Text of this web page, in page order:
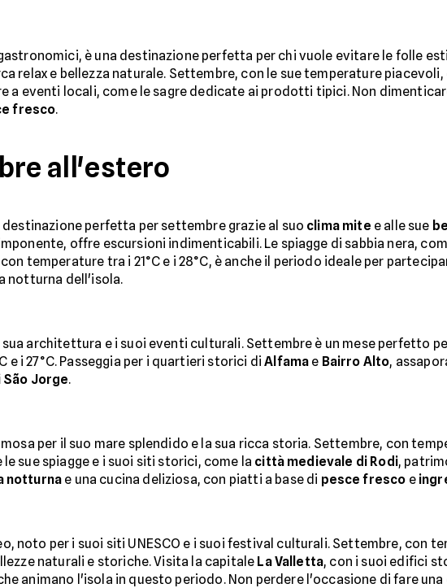
è una destinazione perfetta per chi vuole evitare le folle
relax e bellezza naturale. Settembre, con le sue temperature
a eventi locali, come le sagre dedicate ai prodotti tipici. Non
fresco.
all'estero
destinazione perfetta per settembre grazie al suo clima mite e alle sue
offre escursioni indimenticabili. Le spiagge di sabbia nera,
temperature tra i 21°C e i 28°C, è anche il periodo ideale per
notturna dell'isola.
architettura e i suoi eventi culturali. Settembre è un mese perfetto
i 27°C. Passeggia per i quartieri storici diAlfama e Bairro Alto,
Jorge.
per il suo mare splendido e la sua ricca storia. Settembre, con
sue spiagge e i suoi siti storici, come la città medievale di Rodi,
notturna e una cucina deliziosa, con piatti a base di pesce fresco e
noto per i suoi siti UNESCO e i suoi festival culturali. Settembre, con
naturali e storiche. Visita la capitale La Valletta, con i suoi edifici
animano l'isola in questo periodo. Non perdere l'occasione di fare una